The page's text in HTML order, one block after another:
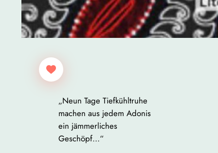
„Neun Tage Tiefkühltruhe
machen aus jedem Adonis
ein jämmerliches
Geschöpf…“